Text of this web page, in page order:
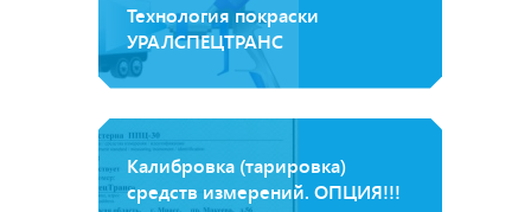
Технология покраски
УРАЛСПЕЦТРАНС
Калибровка (тарировка)
средств измерений. ОПЦИЯ!!!